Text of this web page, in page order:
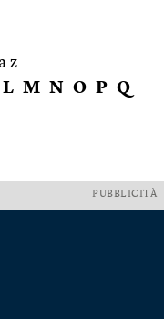
z
L M N O P Q
PUBBLICITÀ